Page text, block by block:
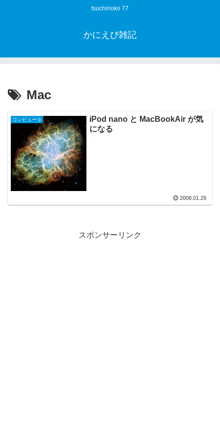
tsuchinoko 77
かにえび雑記
Mac
コンピュータ
iPod nano と MacBookAir が気
になる
2008.01.29
スポンサーリンク